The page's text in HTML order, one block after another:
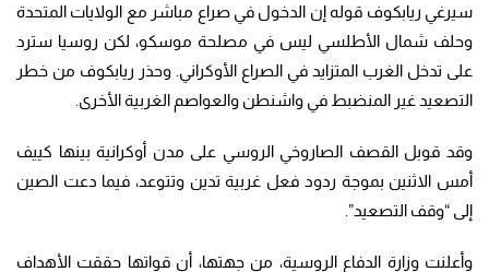
سيرغي ريابكوف قوله إن الدخول في صراع مباشر مع الولايات المتحدة
وحلف شمال الأطلسي ليس في مصلحة موسكو، لكن روسيا سترد
على تدخل الغرب المتزايد في الصراع الأوكراني. وحذر ريابكوف من خطر
التصعيد غير المنضبط في واشنطن والعواصم الغربية الأخرى.
وقد قوبل القصف الصاروخي الروسي على مدن أوكرانية بينها كييف
أمس الاثنين بموجة ردود فعل غربية تدين وتتوعد، فيما دعت الصين
إلى “وقف التصعيد”.
وأعلنت وزارة الدفاع الروسية، من جهتها، أن قواتها حققت الأهداف